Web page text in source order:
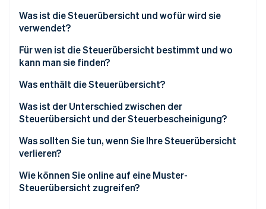
Jetzt ansehen
Was ist die Steuerübersicht und wofür wird sie
verwendet?
Für wen ist die Steuerübersicht bestimmt und wo
kann man sie finden?
Was enthält die Steuerübersicht?
Was ist der Unterschied zwischen der
Steuerübersicht und der Steuerbescheinigung?
Was sollten Sie tun, wenn Sie Ihre Steuerübersicht
verlieren?
Wie können Sie online auf eine Muster-
Steuerübersicht zugreifen?